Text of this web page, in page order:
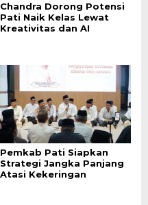
Chandra Dorong Potensi
Pati Naik Kelas Lewat
Kreativitas dan AI
Pemkab Pati Siapkan
Strategi Jangka Panjang
Atasi Kekeringan